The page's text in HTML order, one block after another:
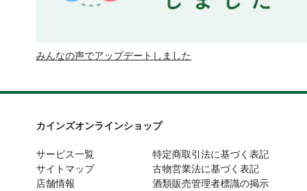
みんなの声でアップデートしました
カインズオンラインショップ
サービス一覧
サイトマップ
店舗情報
特定商取引法に基づく表記
古物営業法に基づく表記
酒類販売管理者標識の掲示